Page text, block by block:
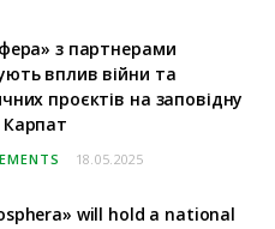
з партнерами
вплив війни та
проєктів на заповідну
18.05.2025
will hold a national